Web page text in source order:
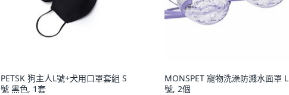
PETSK 狗主人L號+犬用口罩套組 S
號 黑色, 1套
MONSPET 寵物洗澡防濺水面罩 L
號, 2個